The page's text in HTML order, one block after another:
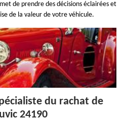
de prendre des décisions éclairées et
de la valeur de votre véhicule.
du rachat de
24190